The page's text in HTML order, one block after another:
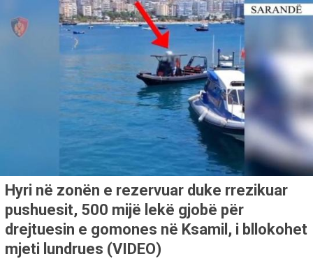
Hyri në zonën e rezervuar duke rrezikuar
pushuesit, 500 mijë lekë gjobë për
drejtuesin e gomones në Ksamil, i bllokohet
mjeti lundrues (VIDEO)